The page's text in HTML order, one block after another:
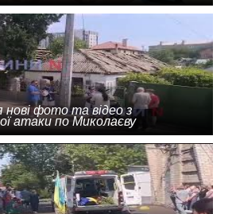
нові фото та відео з
атаки по Миколаєву